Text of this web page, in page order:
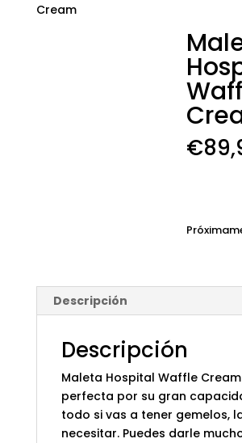
Cream
€
Descripción
Descripción
Maleta Hospital Waffle
perfecta por su gran
todo si vas a tener gemelos,
necesitar. Puedes darle